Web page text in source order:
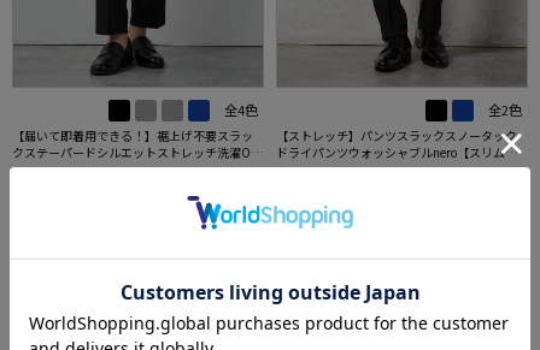
全4色
【届いて即着用できる！】裾上げ不要スラッ
クステーパードシルエットストレッチ洗濯OK
イージーケア【SmartPick！】
★2点目10%OFF/3点目以降20%
全2色
【ストレッチ】パンツスラックスノータック
ドライパンツウォッシャブルnero【スリムデ
ザイン】
24%off
WEB価格： 4,990円
★2点目10%OFF/3点目以降20%
OFF対象
SALE OUTLET